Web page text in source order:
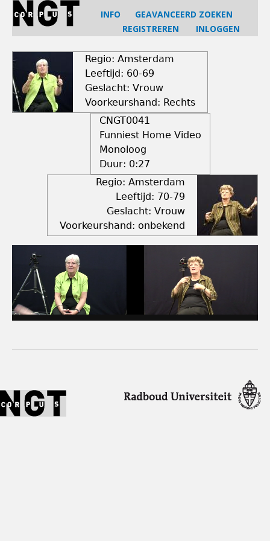
Jump
navigation
INFO
GEAVANCEERD ZOEKEN
REGISTREREN
INLOGGEN
to
top
Regio: Amsterdam
Leeftijd: 60-69
Geslacht: Vrouw
Voorkeurshand: Rechts
CNGT0041
Funniest Home Video
Monoloog
Duur: 0:27
Regio: Amsterdam
Leeftijd: 70-79
Geslacht: Vrouw
Voorkeurshand: onbekend